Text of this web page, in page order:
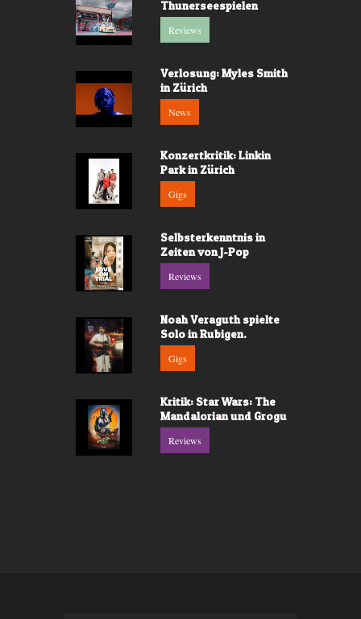
Thunerseespielen
Reviews
Verlosung: Myles Smith
in Zürich
News
Konzertkritik: Linkin
Park in Zürich
Gigs
Selbsterkenntnis in
Zeiten von J-Pop
Reviews
Noah Veraguth spielte
Solo in Rubigen.
Gigs
Kritik: Star Wars: The
Mandalorian und Grogu
Reviews